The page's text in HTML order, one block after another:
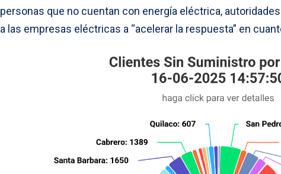
personas que no cuentan con energía eléctrica,
a las empresas eléctricas a “acelerar la respuesta” en